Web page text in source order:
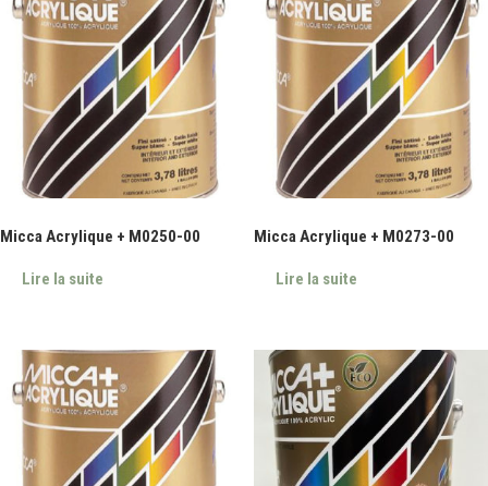
Micca Acrylique + M0250-00
Lire la suite
Micca Acrylique + M0273-00
Lire la suite